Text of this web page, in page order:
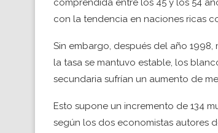
comprendida entre los 45 y los 54
con la tendencia en naciones ricas
Sin embargo, después del año
la tasa se mantuvo estable, los
secundaria sufrían un aumento de
Esto supone un incremento de 134
según los dos economistas autores